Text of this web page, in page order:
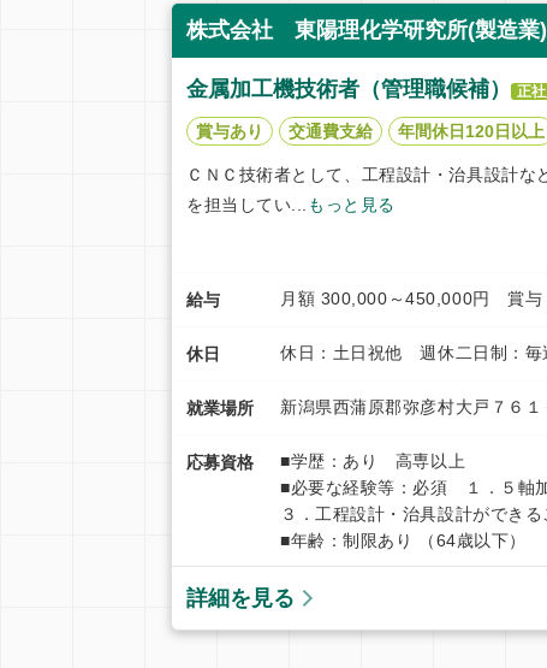
株式会社 東陽理化学研究所(製造業)
金属加工機技術者（管理職候補） 正
賞与あり 交通費支給 年間休日120日以上
ＣＮＣ技術者として、工程設計・治具設計
を担当してい...
もっと見る
給与 月額 300,000～450,000円 賞
休日 休日：土日祝他 週休二日制：
就業場所 新潟県西蒲原郡弥彦村大戸７６
応募資格
■学歴：あり 高専以上
■必要な経験等：必須 １．５
３．工程設計・治具設計がで
■年齢：制限あり （64歳以下）
詳細を見る